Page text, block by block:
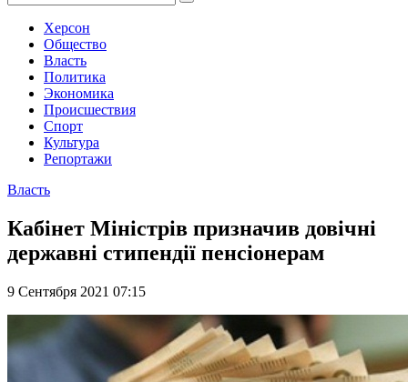
Херсон
Общество
Власть
Политика
Экономика
Происшествия
Спорт
Культура
Репортажи
Власть
Кабінет Міністрів призначив довічні
державні стипендії пенсіонерам
9 Сентября 2021 07:15